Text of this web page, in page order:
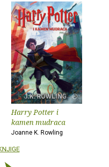
Harry Potter i
kamen mudraca
Joanne K. Rowling